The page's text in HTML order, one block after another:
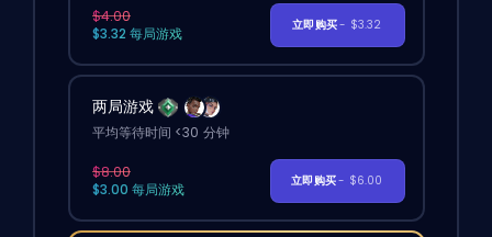
$4.00
$3.32 每局游戏
立即购买- $3.32
两局游戏
平均等待时间 <30 分钟
$8.00
$3.00 每局游戏
立即购买- $6.00